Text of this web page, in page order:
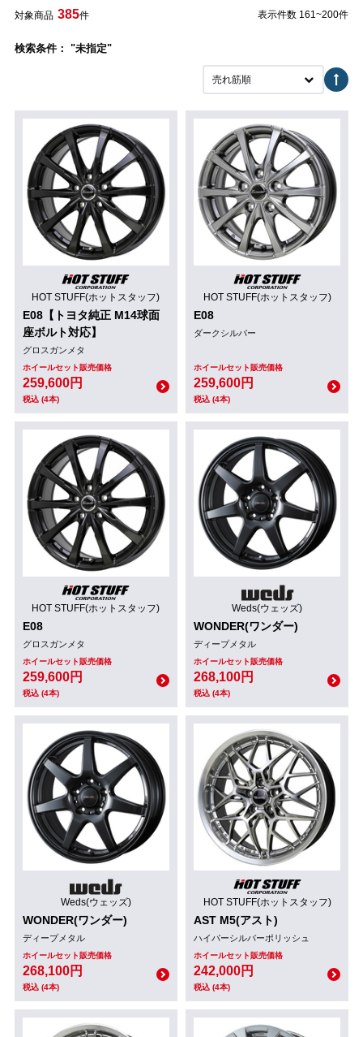
対象商品 385件 表示件数 161~200件
検索条件： "未指定"
売れ筋順
HOT STUFF(ホットスタッフ)
E08【トヨタ純正 M14球面
座ボルト対応】
グロスガンメタ
ホイールセット販売価格
259,600円
税込 (4本)
HOT STUFF(ホットスタッフ)
E08
ダークシルバー
ホイールセット販売価格
259,600円
税込 (4本)
HOT STUFF(ホットスタッフ)
E08
グロスガンメタ
ホイールセット販売価格
259,600円
税込 (4本)
Weds(ウェッズ)
WONDER(ワンダー)
ディープメタル
ホイールセット販売価格
268,100円
税込 (4本)
Weds(ウェッズ)
WONDER(ワンダー)
ディープメタル
ホイールセット販売価格
268,100円
税込 (4本)
HOT STUFF(ホットスタッフ)
AST M5(アスト)
ハイパーシルバーポリッシュ
ホイールセット販売価格
242,000円
税込 (4本)